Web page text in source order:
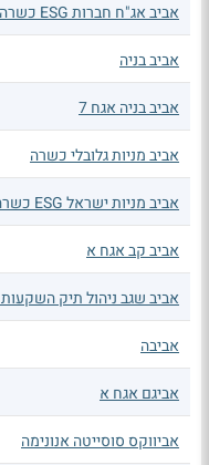
אביב אג"ח חברות ESG כשרה
אביב בניה
אביב בניה אגח 7
אביב מניות גלובלי כשרה
אביב מניות ישראל ESG כשרה
אביב קב אגח א
אביב שגב ניהול תיק השקעות 20/80
אביבה
אביגם אגח א
אביווקס סוסייטה אנונימה